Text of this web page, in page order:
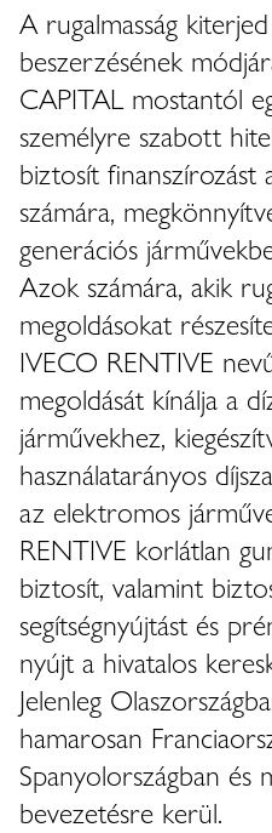
A rugalmasság
beszerzésének
CAPITAL mostantól
személyre szabott
biztosít finanszírozást
számára,
generációs
Azok számára, akik
megoldásokat
IVECO RENTIVE
megoldását kínálja a
járművekhez,
használatarányos
az elektromos
RENTIVE korlátlan
biztosít, valamint
segítségnyújtást és
nyújt a hivatalos
Jelenleg
hamarosan
Spanyolországban és
bevezetésre kerül.